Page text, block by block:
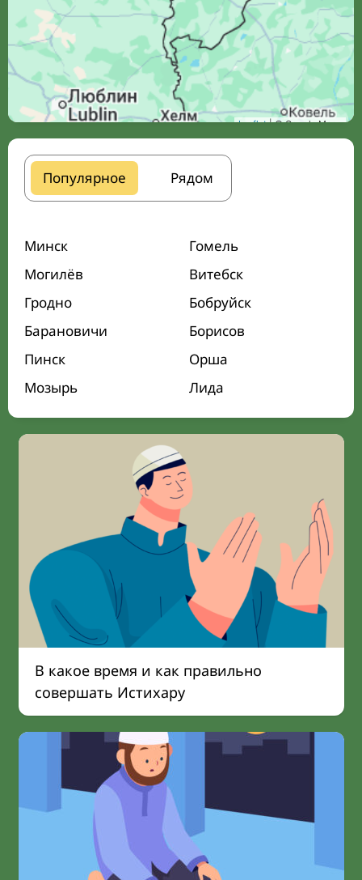
Leaflet| © Google Maps
Популярное Рядом
Минск
Гомель
Могилёв
Витебск
Гродно
Бобруйск
Барановичи
Борисов
Пинск
Орша
Мозырь
Лида
В какое время и как правильно
совершать Истихару